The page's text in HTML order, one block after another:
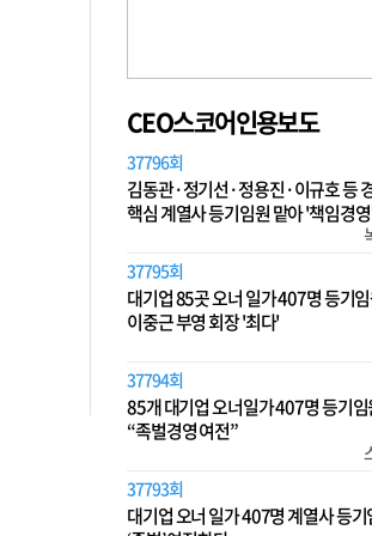
CEO스코어인용보도
37796회
김동관·정기선·정용진·이규호 등
핵심 계열사 등기임원 맡아 '책임경
37795회
대기업 85곳 오너 일가 407명 등기
이중근 부영 회장 '최다'
37794회
85개 대기업 오너일가 407명 등기
“족벌경영 여전”
37793회
대기업 오너 일가 407명 계열사 등